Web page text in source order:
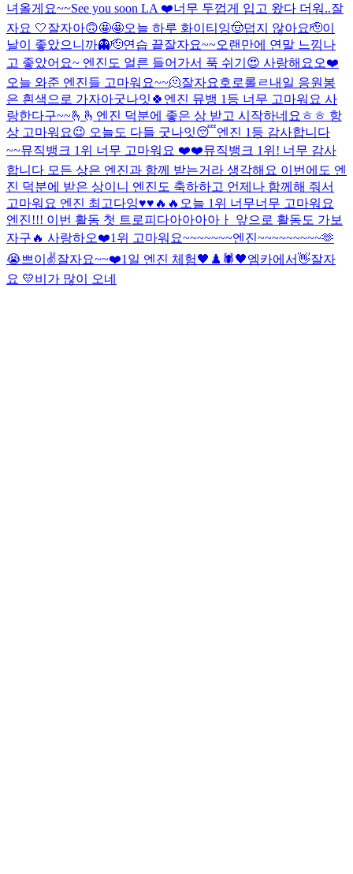
녀올게요~~See you soon LA ❤️너무 두껍게 입고 왔다 더워..잘
자요 🤍잘자아🙃🤩🤩오늘 하루 화이티잉🤠덥지 않아요🫡이
날이 좋았으니까👻🫡연습 끝잘자요~~오랜만에 연말 느낌나
고 좋았어요~ 엔진도 얼른 들어가서 푹 쉬기😍 사랑해요오❤️
오늘 와준 엔진들 고마워요~~🫠잘자요호로롤ㄹ 내일 응원봉
은 흰색으로 가자아굿나잇🍀 엔진 뮤뱅 1등 너무 고마워요 사
랑한다구~~🫰🫰 엔진 덕분에 좋은 상 받고 시작하네요ㅎㅎ 항
상 고마워요😉 오늘도 다들 굿나잇😴엔진 1등 감사합니다
~~뮤직뱅크 1위 너무 고마워요 ❤️❤️뮤직뱅크 1위! 너무 감사
합니다 모든 상은 엔진과 함께 받는거라 생각해요 이번에도 엔
진 덕분에 받은 상이니 엔진도 축하하고 언제나 함께해 줘서
고마워요 엔진 최고다잉♥️♥️🔥🔥 오늘 1위 너무너무 고마워요
엔진!!! 이번 활동 첫 트로피다아아아아ㅏ 앞으로 활동도 가보
자구🔥 사랑하오❤️1위 고마워요~~~~~~~엔진~~~~~~~~~🫶
😭쁘이✌️잘자요~~❤️1일 엔진 체험🖤♟️🕷🖤엠카에서👋잘자
요 💛비가 많이 오네